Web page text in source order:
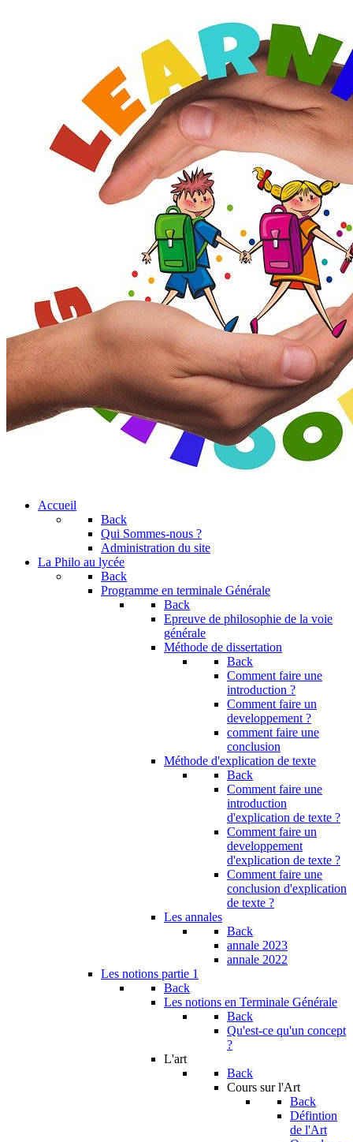
Accueil
Back
Qui Sommes-nous ?
Administration du site
La Philo au lycée
Back
Programme en terminale Générale
Back
Epreuve de philosophie de la voie
générale
Méthode de dissertation
Back
Comment faire une
introduction ?
Comment faire un
developpement ?
comment faire une
conclusion
Méthode d'explication de texte
Back
Comment faire une
introduction
d'explication de texte ?
Comment faire un
developpement
d'explication de texte ?
Comment faire une
conclusion d'explication
de texte ?
Les annales
Back
annale 2023
annale 2022
Les notions partie 1
Back
Les notions en Terminale Générale
Back
Qu'est-ce qu'un concept
?
L'art
Back
Cours sur l'Art
Back
Défintion
de l'Art